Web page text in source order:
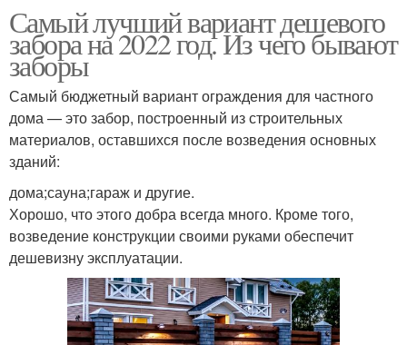
Самый лучший вариант дешевого
забора на 2022 год. Из чего бывают
заборы
Самый бюджетный вариант ограждения для частного
дома — это забор, построенный из строительных
материалов, оставшихся после возведения основных
зданий:
дома;сауна;гараж и другие.
Хорошо, что этого добра всегда много. Кроме того,
возведение конструкции своими руками обеспечит
дешевизну эксплуатации.